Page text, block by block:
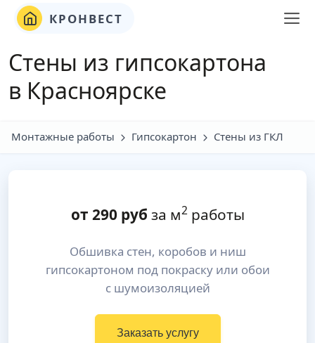
КРОНВЕСТ
Стены из гипсокартона
в Красноярске
Монтажные работы Гипсокартон Стены из ГКЛ
от 290руб за м2работы
Обшивка стен, коробов и ниш
гипсокартоном под покраску или обои
с шумоизоляцией
Заказать услугу